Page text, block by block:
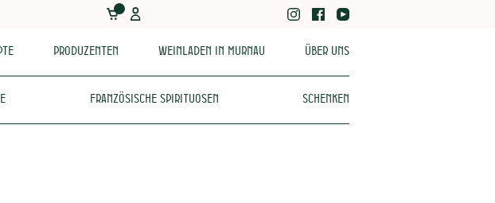
Produzenten Weinladen in Murnau Über uns
Französische Spirituosen Schenken